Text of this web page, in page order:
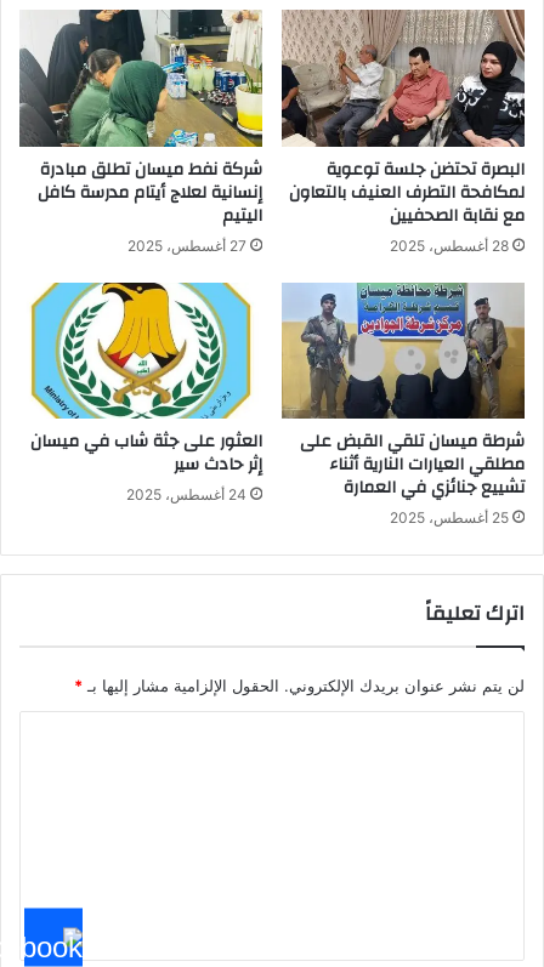
البصرة تحتضن جلسة توعوية
لمكافحة التطرف العنيف بالتعاون
مع نقابة الصحفيين
28 أغسطس، 2025
شركة نفط ميسان تطلق مبادرة
إنسانية لعلاج أيتام مدرسة كافل
اليتيم
27 أغسطس، 2025
شرطة ميسان تلقي القبض على
مطلقي العيارات النارية أثناء
تشييع جنائزي في العمارة
25 أغسطس، 2025
العثور على جثة شاب في ميسان
إثر حادث سير
24 أغسطس، 2025
اترك تعليقاً
لن يتم نشر عنوان بريدك الإلكتروني. الحقول الإلزامية مشار إليها بـ*